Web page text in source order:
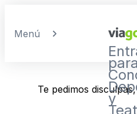
Menú
para
y
Te pedimos